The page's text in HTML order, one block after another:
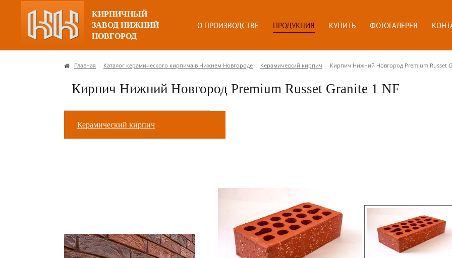
КИРПИЧНЫЙ
ЗАВОД НИЖНИЙ
НОВГОРОД
О ПРОИЗВОДСТВЕ ПРОДУКЦИЯ КУПИТЬ ФОТОГАЛЕРЕЯ
Главная Каталог керамического кирпича в Нижнем Новгороде Керамический кирпич Кирпич Нижний Новгород Premium Russet
Кирпич Нижний Новгород Premium Russet Granite 1 NF
Керамический кирпич